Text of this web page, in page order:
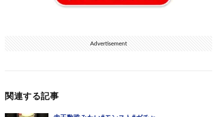
Advertisement
関連する記事